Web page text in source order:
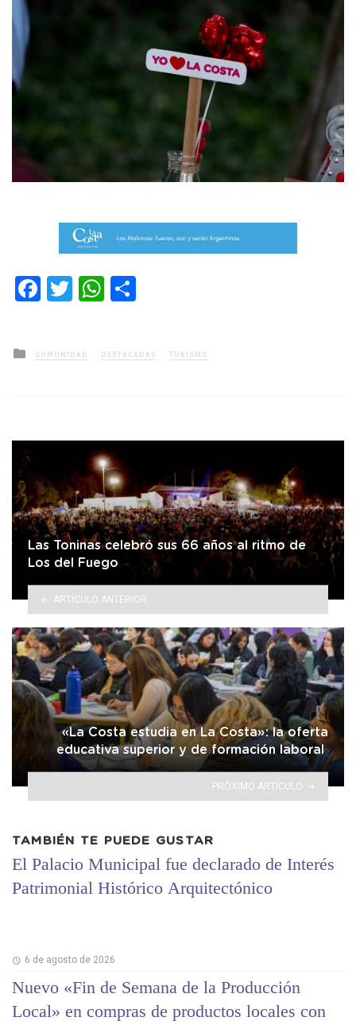
Facebook
TwitterWhatsApp
Posted
in
COMUNIDAD DESTACADAS TURISMO
Las Toninas celebró sus 66 años al ritmo de
Los del Fuego
ARTÍCULO ANTERIOR
«La Costa estudia en La Costa»: la oferta
educativa superior y de formación laboral
PRÓXIMO ARTÍCULO
TAMBIÉN TE PUEDE GUSTAR
El Palacio Municipal fue declarado de Interés
Patrimonial Histórico Arquitectónico
6 de agosto de 2026
Nuevo «Fin de Semana de la Producción
Local» en compras de productos locales con